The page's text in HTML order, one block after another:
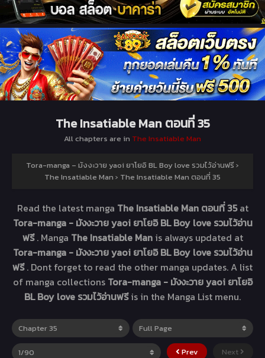
The Insatiable Man ตอนที่ 35
All chapters are in The Insatiable Man
Tora-manga – มังงะวาย yaoi ยาโยอิ BL Boy love รวมไว้อ่านฟรี ›
The Insatiable Man › The Insatiable Man ตอนที่ 35
Read the latest manga The Insatiable Man ตอนที่ 35at
Tora-manga - มังงะวาย yaoi ยาโยอิ BL Boy love รวมไว้อ่าน
ฟรี. Manga The Insatiable Man is always updated at
Tora-manga - มังงะวาย yaoi ยาโยอิ BL Boy love รวมไว้อ่าน
ฟรี. Dont forget to read the other manga updates. A list
of manga collections Tora-manga - มังงะวาย yaoi ยาโยอิ
BL Boy love รวมไว้อ่านฟรีis in the Manga List menu.
Prev Next